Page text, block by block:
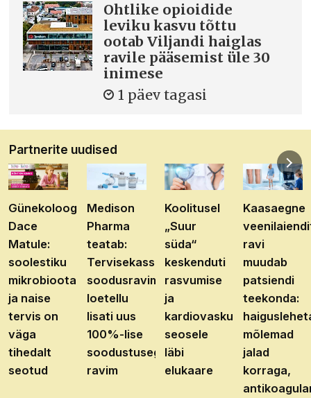
Ohtlike opioidide
leviku kasvu tõttu
ootab Viljandi haiglas
ravile pääsemist üle 30
inimese
1 päev tagasi
Partnerite uudised
Günekoloog
Dace
Matule:
soolestiku
mikrobioota
ja naise
tervis on
väga
tihedalt
seotud
Medison
Pharma
teatab:
Tervisekassa
soodusravimite
loetellu
lisati uus
100%-lise
soodustusega
ravim
Koolitusel
„Suur
süda“
keskenduti
rasvumise
ja
kardiovaskulaarhaiguste
seosele
läbi
elukaare
Kaasaegne
ravi
muudab
patsiendi
teekonda:
mõlemad
jalad
korraga,